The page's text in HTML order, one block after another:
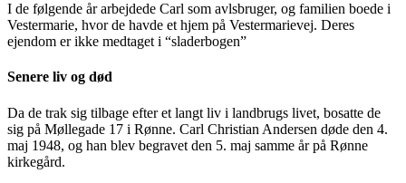
I de følgende år arbejdede Carl som avlsbruger, og familien boede i
Vestermarie, hvor de havde et hjem på Vestermarievej. Deres
ejendom er ikke medtaget i “sladerbogen”
Senere liv og død
Da de trak sig tilbage efter et langt liv i landbrugs livet, bosatte de
sig på Møllegade 17 i Rønne. Carl Christian Andersen døde den 4.
maj 1948, og han blev begravet den 5. maj samme år på Rønne
kirkegård.